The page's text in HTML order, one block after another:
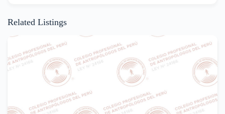
Related Listings